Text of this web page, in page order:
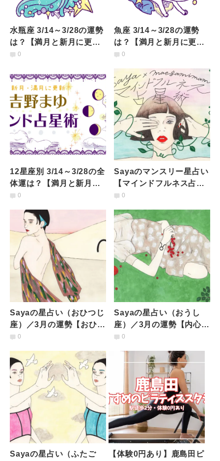
水瓶座 3/14～3/28の運勢
は？【満月と新月に更
新！インド占星術】
0
魚座 3/14～3/28の運勢
は？【満月と新月に更
新！インド占星術】
0
12星座別 3/14～3/28の全
体運は？【満月と新月に
更新！インド占星術】
0
Sayaのマンスリー星占い
【マインドフルネス占星
術】12星座共通／3月の
0
Sayaの星占い（おひつじ
座）／3月の運勢【おひつ
じ座で水星、金星「逆
り】
0
Sayaの星占い（おうし
座）／3月の運勢【内心で
競争心や特別意識も。頑
0
Sayaの星占い（ふたご
【体験0円あり】鹿島田ピ